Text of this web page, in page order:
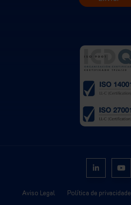
Aviso Legal Política de privacidade